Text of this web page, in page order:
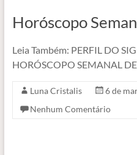
Horóscopo
Leia Também: PERFIL DO
HORÓSCOPO SEMANAL
Luna Cristalis 6 de
Nenhum Comentário